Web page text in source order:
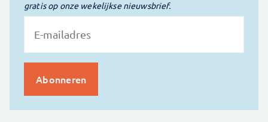
gratis op onze wekelijkse nieuwsbrief.